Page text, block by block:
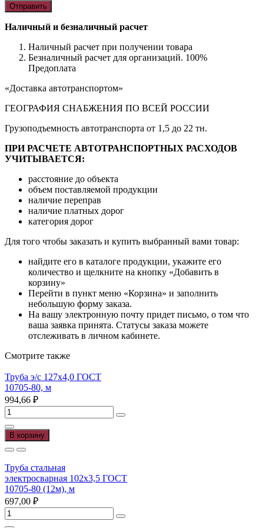
Наличный и безналичный расчет
Наличный расчет при получении товара
Безналичный расчет для организаций. 100%
Предоплата
«Доставка автотранспортом»
ГЕОГРАФИЯ СНАБЖЕНИЯ ПО ВСЕЙ РОССИИ
Грузоподъемность автотранспорта от 1,5 до 22 тн.
ПРИ РАСЧЕТЕ АВТОТРАНСПОРТНЫХ РАСХОДОВ
УЧИТЫВАЕТСЯ:
расстояние до объекта
объем поставляемой продукции
наличие переправ
наличие платных дорог
категория дорог
Для того чтобы заказать и купить выбранный вами товар:
найдите его в каталоге продукции, укажите его
количество и щелкните на кнопку «Добавить в
корзину»
Перейти в пункт меню «Корзина» и заполнить
небольшую форму заказа.
На вашу электронную почту придет письмо, о том что
ваша заявка принята. Статусы заказа можете
отслеживать в личном кабинете.
Смотрите также
Труба э/с 127х4,0 ГОСТ
10705-80, м
994,66 ₽
Количество
товара
Труба
э/
с
127х4,0
ГОСТ
10705-
80,
м
В корзину
Труба стальная
электросварная 102х3,5 ГОСТ
10705-80 (12м), м
697,00 ₽
Количество
товара